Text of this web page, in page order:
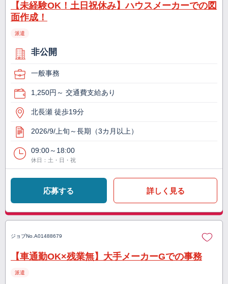
【未経験OK！土日祝休み】ハウスメーカーでの図
面作成！
派遣
非公開
一般事務
1,250円～ 交通費支給あり
北長瀬 徒歩19分
2026/9/上旬～長期（3カ月以上）
09:00～18:00
休日：土・日・祝
応募する 詳しく見る
ジョブNo. A01488679
【車通勤OK×残業無】大手メーカーGでの事務
派遣